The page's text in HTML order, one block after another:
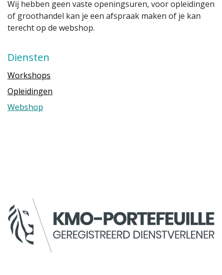
Wij hebben geen vaste openingsuren, voor opleidingen
of groothandel kan je een afspraak maken of je kan
terecht op de webshop.
Diensten
Workshops
Opleidingen
Webshop